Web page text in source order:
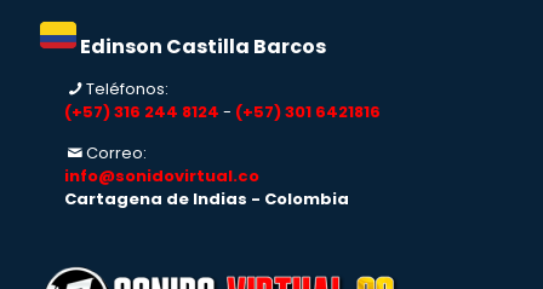
Edinson Castilla Barcos
Teléfonos:
(+57) 316 244 8124 - (+57) 301 6421816
Correo:
info@sonidovirtual.co
Cartagena de Indias - Colombia